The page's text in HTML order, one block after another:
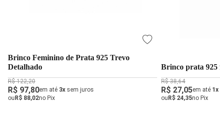
Brinco Feminino de Prata 925 Trevo
Detalhado
R$ 122,20
R$ 97,80em até 3x sem juros
ouR$ 88,02no Pix
Brinco prata
R$ 38,64
R$ 27,05em até 1x
ouR$ 24,35no Pix